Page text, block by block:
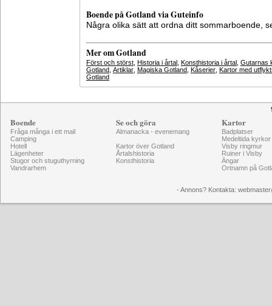
Boende på Gotland via Guteinfo
Några olika sätt att ordna ditt sommarboende,
Mer om Gotland
Först och störst Historia i årtal Konsthistoria i årtal Gutarnas
Gotland Artiklar Magiska Gotland Kåserier Kartor med
Gotland
Boende
Fråga många i ett mail
Camping
Hotell
Lägenheter
Stugor och stuguthyrning
Vandrarhem
Se och göra
Almanacka - evenemang
Kartor över Gotland
Årtalshistoria
Konsthistoria
Kartor
Badplatser
Medeltida kyrkor
Visby ringmur
Ruiner i Visby
Ängar
Ortnamn på
- Annons? Kontakta: